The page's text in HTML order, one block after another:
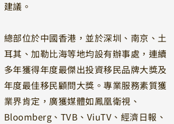
建議。
總部位於中國香港，並於深圳、南京、土
耳其、加勒比海等地均設有辦事處，連續
多年獲得年度最傑出投資移民品牌大獎及
年度最佳移民顧問大獎。專業服務素質獲
業界肯定，廣獲媒體如鳳凰衛視、
Bloomberg、TVB、ViuTV、經濟日報、